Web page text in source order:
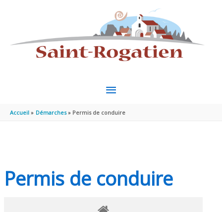
MENU
PRINCIPAL
Accueil Démarches Permis de conduire
Permis de conduire